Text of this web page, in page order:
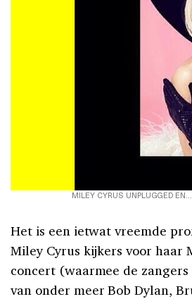
MILEY CYRUS UNPLUGGED
Het is een ietwat vreemde
Miley Cyrus kijkers voor haar
concert (waarmee de
van onder meer Bob Dylan,